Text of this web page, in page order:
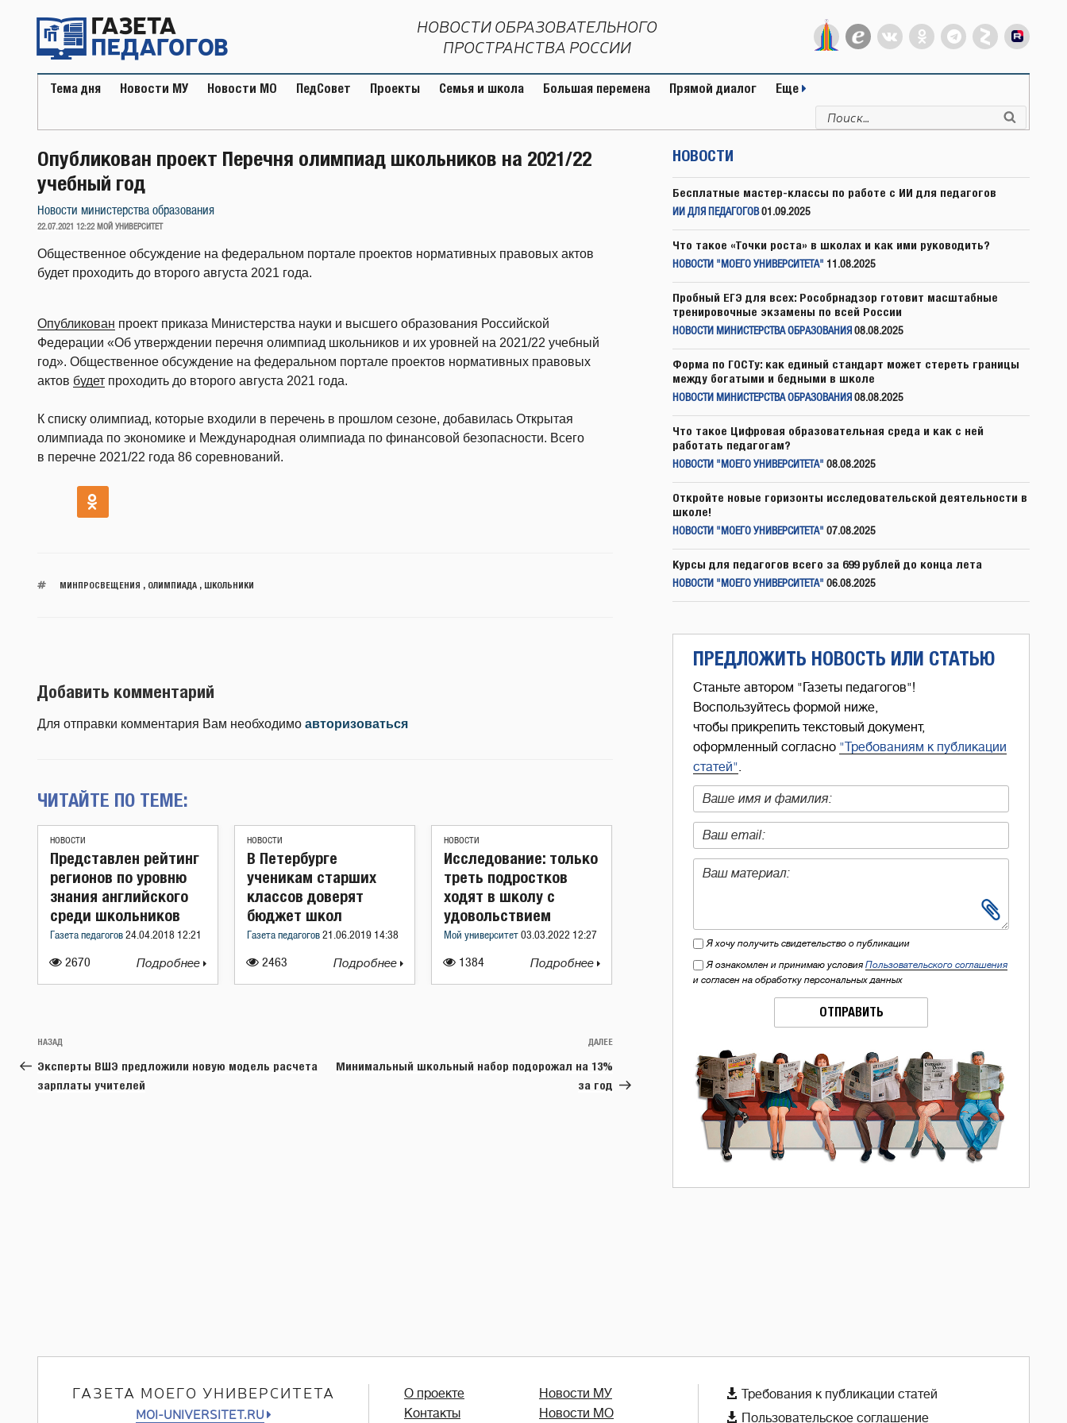
содержимому
НОВОСТИ ОБРАЗОВАТЕЛЬНОГО
ПРОСТРАНСТВА РОССИИ
Тема дня Новости МУ Новости МО ПедСовет Проекты Семья и школа Большая перемена Прямой диалог Еще
Искать:
Опубликован проект Перечня олимпиад школьников на 2021/22
учебный год
Новости министерства образования
ОПУБЛИКОВАНО
22.07.2021 12:22 МОЙ УНИВЕРСИТЕТ
Общественное обсуждение на федеральном портале проектов нормативных правовых актов
будет проходить до второго августа 2021 года.
Опубликован проект приказа Министерства науки и высшего образования Российской
Федерации «Об утверждении перечня олимпиад школьников и их уровней на 2021/22 учебный
год». Общественное обсуждение на федеральном портале проектов нормативных правовых
актов будет проходить до второго августа 2021 года.
К списку олимпиад, которые входили в перечень в прошлом сезоне, добавилась Открытая
олимпиада по экономике и Международная олимпиада по финансовой безопасности. Всего
в перечне 2021/22 года 86 соревнований.
МИНПРОСВЕЩЕНИЯ ОЛИМПИАДА, ШКОЛЬНИКИ
Добавить комментарий
Для отправки комментария Вам необходимо авторизоваться
ЧИТАЙТЕ ПО ТЕМЕ:
НОВОСТИ
2670
Представлен рейтинг
регионов по уровню
знания английского
среди школьников
Газета педагогов 24.04.2018 12:21
Подробнее
НОВОСТИ
2463
В Петербурге
ученикам старших
классов доверят
бюджет школ
Газета педагогов 21.06.2019 14:38
Подробнее
НОВОСТИ
1384
Исследование: только
треть подростков
ходят в школу с
удовольствием
Мой университет 03.03.2022 12:27
Подробнее
Навигация
по
записям
Предыдущая
запись:
НАЗАД
Эксперты ВШЭ предложили новую модель расчета
зарплаты учителей
Следующая
ДАЛЕЕ
Минимальный школьный набор подорожал на 13%
за год
НОВОСТИ
Бесплатные мастер-классы по работе с ИИ для педагогов
ИИ ДЛЯ ПЕДАГОГОВ 01.09.2025
Что такое «Точки роста» в школах и как ими руководить?
НОВОСТИ "МОЕГО УНИВЕРСИТЕТА" 11.08.2025
Пробный ЕГЭ для всех: Рособрнадзор готовит масштабные
тренировочные экзамены по всей России
НОВОСТИ МИНИСТЕРСТВА ОБРАЗОВАНИЯ 08.08.2025
Форма по ГОСТу: как единый стандарт может стереть границы
между богатыми и бедными в школе
НОВОСТИ МИНИСТЕРСТВА ОБРАЗОВАНИЯ 08.08.2025
Что такое Цифровая образовательная среда и как с ней
работать педагогам?
НОВОСТИ "МОЕГО УНИВЕРСИТЕТА" 08.08.2025
Откройте новые горизонты исследовательской деятельности в
школе!
НОВОСТИ "МОЕГО УНИВЕРСИТЕТА" 07.08.2025
Курсы для педагогов всего за 699 рублей до конца лета
НОВОСТИ "МОЕГО УНИВЕРСИТЕТА" 06.08.2025
ПРЕДЛОЖИТЬ НОВОСТЬ ИЛИ СТАТЬЮ
Станьте автором "Газеты педагогов"!
Воспользуйтесь формой ниже,
чтобы прикрепить текстовый документ,
оформленный согласно "Требованиям к публикации
статей".
Я хочу получить свидетельство о публикации
Я ознакомлен и принимаю условия Пользовательского соглашения
и согласен на обработку персональных данных
ОТПРАВИТЬ
ГАЗЕТА МОЕГО УНИВЕРСИТЕТА
MOI-UNIVERSITET.RU
О проекте
Контакты
Новости МУ
Новости МО
 Требования к публикации статей
 Пользовательское соглашение